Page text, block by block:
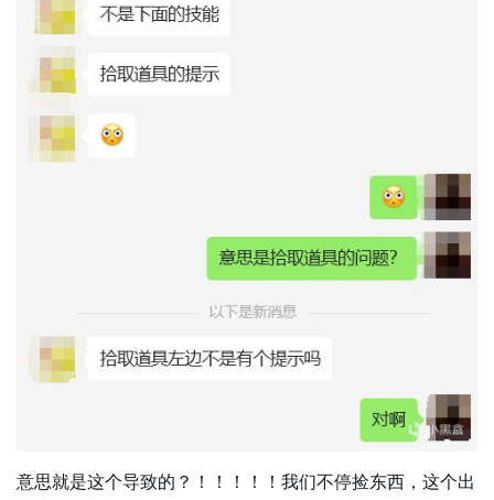
意思就是这个导致的？！！！！！我们不停捡东西，这个出